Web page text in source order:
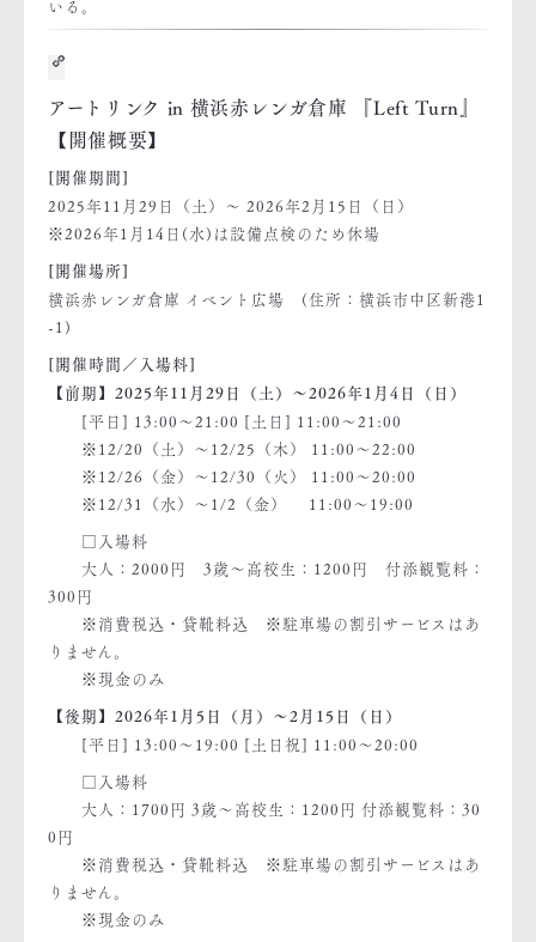
いる。
アートリンク in 横浜赤レンガ倉庫 『Left Turn』
【開催概要】
[開催期間]
2025年11月29日（土）～ 2026年2月15日（日）
※2026年1月14日(水)は設備点検のため休場
[開催場所]
横浜赤レンガ倉庫 イベント広場 (住所：横浜市中区新港1
-1)
[開催時間／入場料]
【前期】2025年11月29日（土）～2026年1月4日（日）
[平日] 13:00～21:00 [土日] 11:00～21:00
※12/20（土）～12/25（木） 11:00～22:00
※12/26（金）～12/30（火） 11:00～20:00
※12/31（水）～1/2（金） 11:00～19:00
□入場料
大人：2000円 3歳～高校生：1200円 付添観覧料：
300円
※消費税込・貸靴料込 ※駐車場の割引サービスはあ
りません。
※現金のみ
【後期】2026年1月5日（月）～2月15日（日）
[平日] 13:00～19:00 [土日祝] 11:00～20:00
□入場料
大人：1700円 3歳～高校生：1200円 付添観覧料：30
0円
※消費税込・貸靴料込 ※駐車場の割引サービスはあ
りません。
※現金のみ